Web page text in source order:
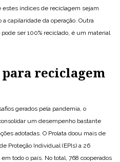
índices de reciclagem sejam
a capilaridade da operação. Outra
ser 100% reciclado, é um material
reciclagem
gerados pela pandemia, o
um desempenho bastante
adotadas. O Prolata doou mais de
Proteção Individual (EPIs) a 26
todo o país. No total, 768 cooperados